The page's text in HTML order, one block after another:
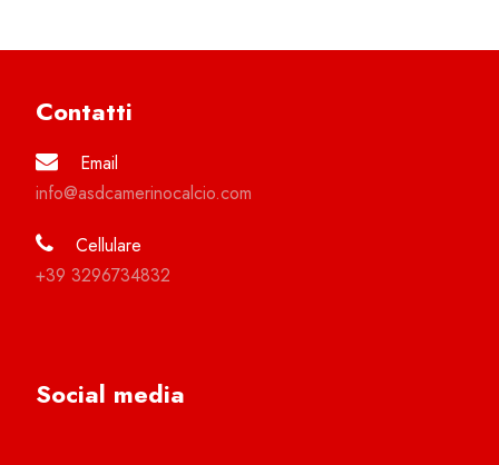
Contatti
Email
info@asdcamerinocalcio.com
Cellulare
+39 3296734832
Social media